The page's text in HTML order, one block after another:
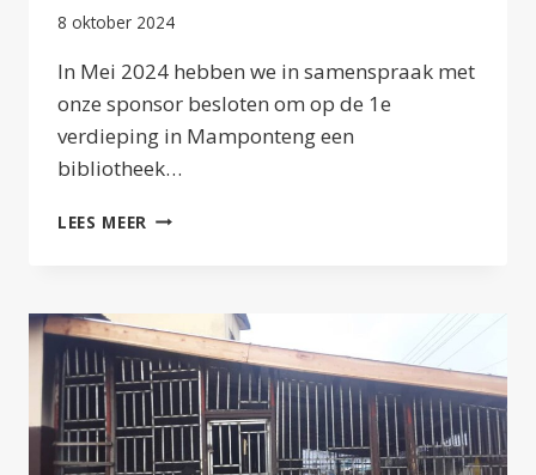
8 oktober 2024
In Mei 2024 hebben we in samenspraak met
onze sponsor besloten om op de 1e
verdieping in Mamponteng een
bibliotheek…
LEES MEER BOUW
SCHOOL
MAMPONTENG